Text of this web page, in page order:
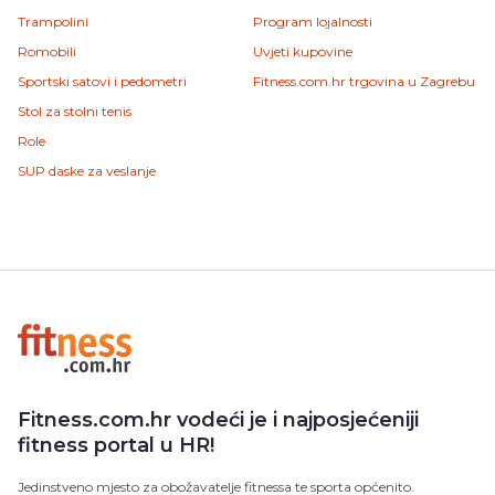
Trampolini
Romobili
Sportski satovi i pedometri
Stol za stolni tenis
Role
SUP daske za veslanje
Program lojalnosti
Uvjeti kupovine
Fitness.com.hr trgovina u Zagrebu
Fitness.com.hr vodeći je i najposjećeniji
fitness portal u HR!
Jedinstveno mjesto za obožavatelje fitnessa te sporta općenito.